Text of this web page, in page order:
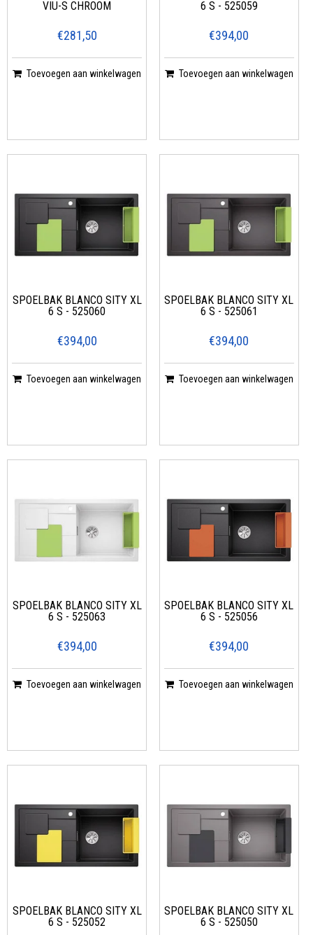
VIU-S CHROOM
€281,50
Toevoegen aan winkelwagen
6 S - 525059
€394,00
Toevoegen aan winkelwagen
SPOELBAK BLANCO SITY XL
6 S - 525060
€394,00
Toevoegen aan winkelwagen
SPOELBAK BLANCO SITY XL
6 S - 525061
€394,00
Toevoegen aan winkelwagen
SPOELBAK BLANCO SITY XL
6 S - 525063
€394,00
Toevoegen aan winkelwagen
SPOELBAK BLANCO SITY XL
6 S - 525056
€394,00
Toevoegen aan winkelwagen
SPOELBAK BLANCO SITY XL
6 S - 525052
SPOELBAK BLANCO SITY XL
6 S - 525050